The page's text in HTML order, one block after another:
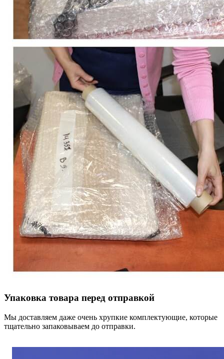
Упаковка товара перед отправкой
Мы доставляем даже очень хрупкие комплектующие, которые
тщательно запаковываем до отправки.